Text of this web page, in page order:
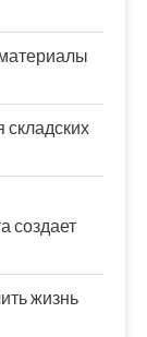
создает
жизнь